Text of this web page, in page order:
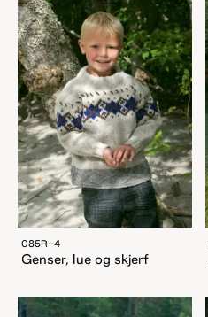
085R-4
Genser, lue og skjerf